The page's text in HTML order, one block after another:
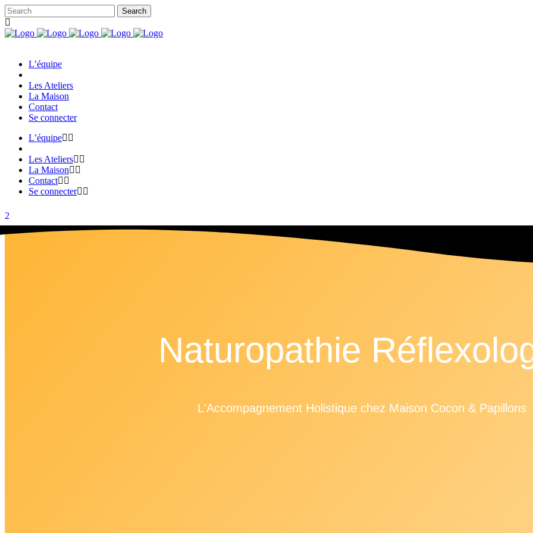
L’équipe
Les Ateliers
La Maison
Contact
Se connecter
L’équipe
Les Ateliers
La Maison
Contact
Se connecter
Naturopathie
L'Accompagnement Holistique chez Maison Cocon & Papillons